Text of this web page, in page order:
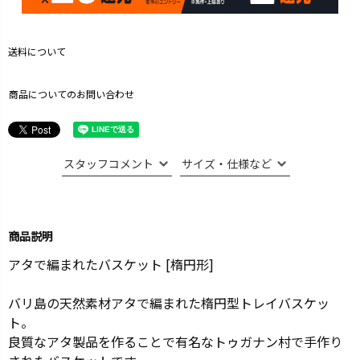
送料について
商品についてのお問い合わせ
スタッフコメント サイズ・仕様など
商品説明
アタで編まれたバスケット [楕円形]
バリ島の天然素材アタで編まれた楕円型トレイバスケッ
ト。
良質なアタ製品を作ることで有名なトゥガナン村で手作り